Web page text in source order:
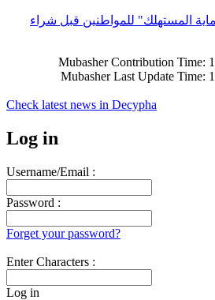
المستهلك" للمواطنين قبل شراء
Mubasher Contribution Time:
Mubasher Last Update Time:
Check latest news in Decypha
Log in
Username/Email :
Password :
Forget your password?
Enter Characters :
Log in